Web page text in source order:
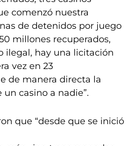
comenzó nuestra
de detenidos por juego
millones recuperados,
ilegal, hay una licitación
vez en 23
de manera directa la
casino a nadie”.
que “desde que se inició